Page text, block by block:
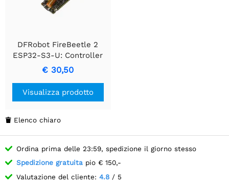
DFRobot FireBeetle 2
ESP32-S3-U: Controller
avanzato con
accelerazione AI dual-core
€ 30,50
Visualizza prodotto
 Elenco chiaro
Ordina prima delle 23:59, spedizione il giorno stesso
Spedizione gratuita pio € 150,-
Valutazione del cliente: 4.8 / 5